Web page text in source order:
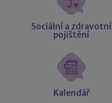
Sociální a zdravotní
pojištění
Kalendář